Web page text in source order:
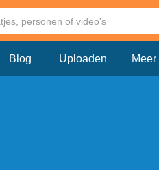
Blog Uploaden Meer